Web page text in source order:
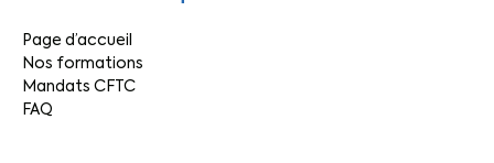
Page d’accueil
Nos formations
Mandats CFTC
FAQ